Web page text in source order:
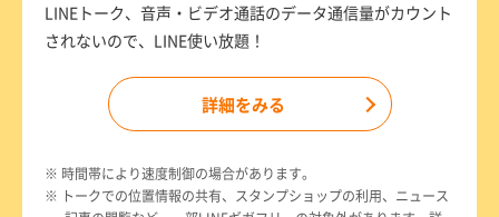
LINEトーク、音声・ビデオ通話のデータ通信量がカウント
されないので、LINE使い放題！
詳細をみる
※ 時間帯により速度制御の場合があります。
※ トークでの位置情報の共有、スタンプショップの利用、ニュース